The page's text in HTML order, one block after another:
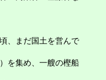
、まだ国土を営んで
を集め、一艘の樫船